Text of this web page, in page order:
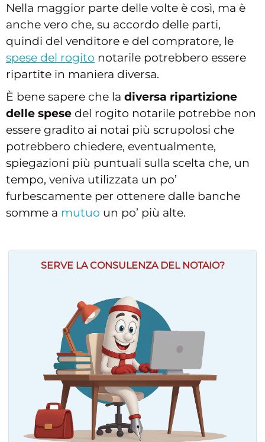
Nella maggior parte delle volte è così, ma è
anche vero che, su accordo delle parti,
quindi del venditore e del compratore, le
spese del rogito notarile potrebbero essere
ripartite in maniera diversa.
È bene sapere che la diversa ripartizione
delle spese del rogito notarile potrebbe non
essere gradito ai notai più scrupolosi che
potrebbero chiedere, eventualmente,
spiegazioni più puntuali sulla scelta che, un
tempo, veniva utilizzata un po’
furbescamente per ottenere dalle banche
somme a mutuo un po’ più alte.
SERVE LA CONSULENZA DEL NOTAIO?